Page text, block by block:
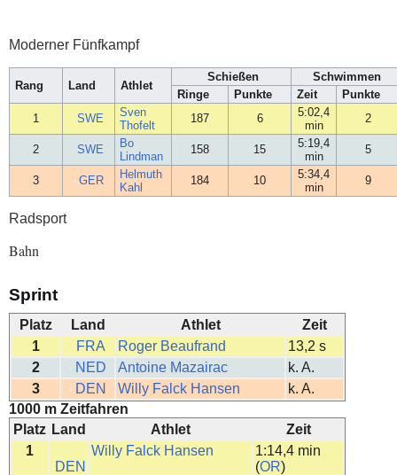
Moderner Fünfkampf
Rang Land Athlet
Schießen
Schwimmen
Ringe
Punkte Zeit
Punkte
1
SWE
Sven
Thofelt
187 6
5:02,4
min
2
2 SWE
Bo
Lindman
158 15
5:19,4
min
5
3 GER
Helmuth
Kahl
184 10
5:34,4
min
9
Radsport
Bahn
Sprint
Platz Land Athlet
Zeit
1
FRA Roger Beaufrand
13,2 s
2
NED Antoine Mazairac
k. A.
3
DEN Willy Falck Hansen
k. A.
1000 m Zeitfahren
Platz Land Athlet
Zeit
1
DEN
Willy Falck Hansen
1:14,4 min
(OR)